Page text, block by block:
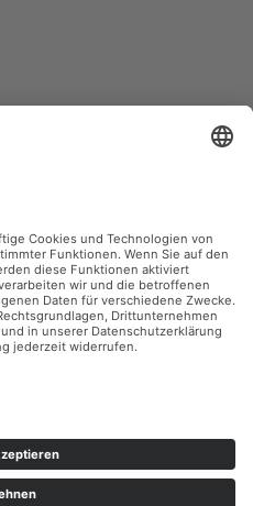
Instagram